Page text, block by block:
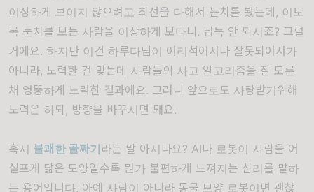
이상하게 보이지 않으려고 최선을 다해서 눈치를 봤는데 , 이토
록 눈치를 보는 사람을 이상하게 보다니. 납득 안 되시죠? 그럴
거에요. 하지만 이건 하루다님이 어리석어서나 잘못되어서가
아니라, 노력한 건 맞는데 사람들의 사고 알고리즘을 잘 모른
채 엉뚱하게 노력한 결과에요. 그러니 앞으로도 사랑받기위해
노력은 하되 , 방향을 바꾸시면 돼요.
혹시 불쾌한 골짜기 라는 말 아시나요? AI나 로봇이 사람을 어
설프게 닮은 모양일수록 뭔가 불편하게 느껴지는 심리를 말하
는 용어입니다. 아예 사람이 아니라 동물 모양 로봇이면 괜찮